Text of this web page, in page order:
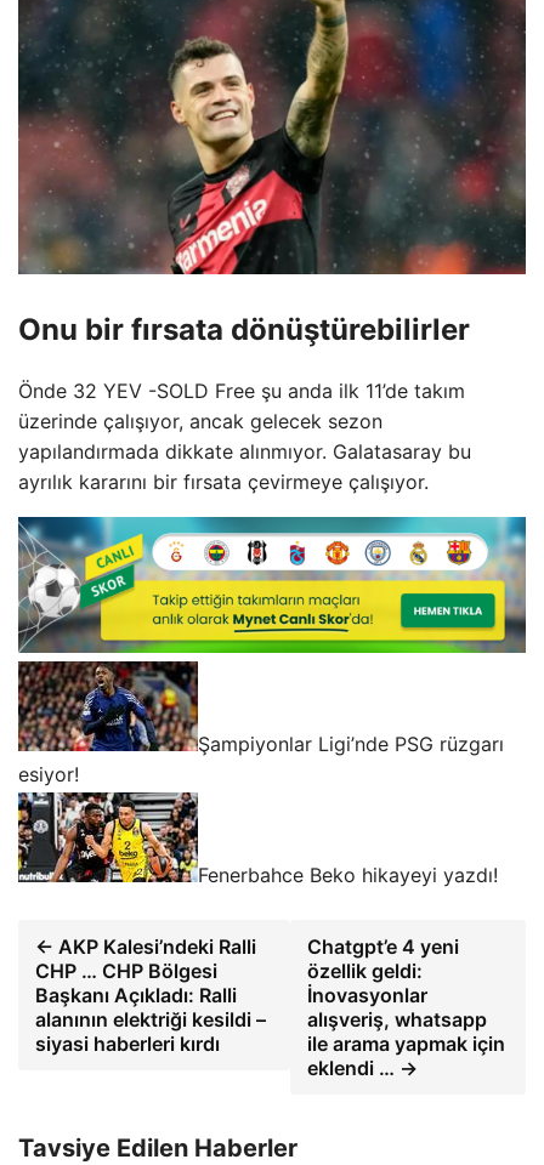
Onu bir fırsata dönüştürebilirler
Önde 32 YEV -SOLD Free şu anda ilk 11’de takım
üzerinde çalışıyor, ancak gelecek sezon
yapılandırmada dikkate alınmıyor. Galatasaray bu
ayrılık kararını bir fırsata çevirmeye çalışıyor.
Şampiyonlar Ligi’nde PSG rüzgarı
esiyor!
Fenerbahce Beko hikayeyi yazdı!
← AKP Kalesi’ndeki Ralli
CHP … CHP Bölgesi
Başkanı Açıkladı: Ralli
alanının elektriği kesildi –
siyasi haberleri kırdı
Chatgpt’e 4 yeni
özellik geldi:
İnovasyonlar
alışveriş, whatsapp
ile arama yapmak için
eklendi … →
Tavsiye Edilen Haberler